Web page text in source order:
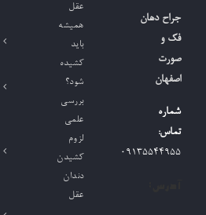
جراح دهان
فک و
صورت
اصفهان
شماره
تماس:
09135544955
عقل
همیشه
باید
کشیده
شود؟
بررسی
علمی
لزوم
کشیدن
دندان
عقل